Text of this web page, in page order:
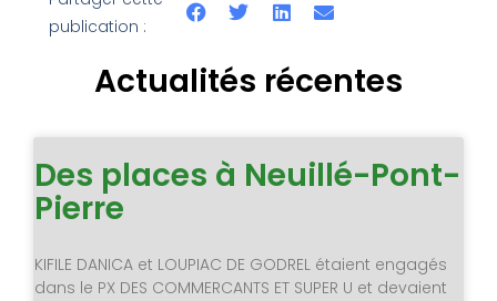
publication :
Actualités récentes
Des places à Neuillé-Pont-
Pierre
KIFILE DANICA et LOUPIAC DE GODREL étaient engagés
dans le PX DES COMMERCANTS ET SUPER U et devaient